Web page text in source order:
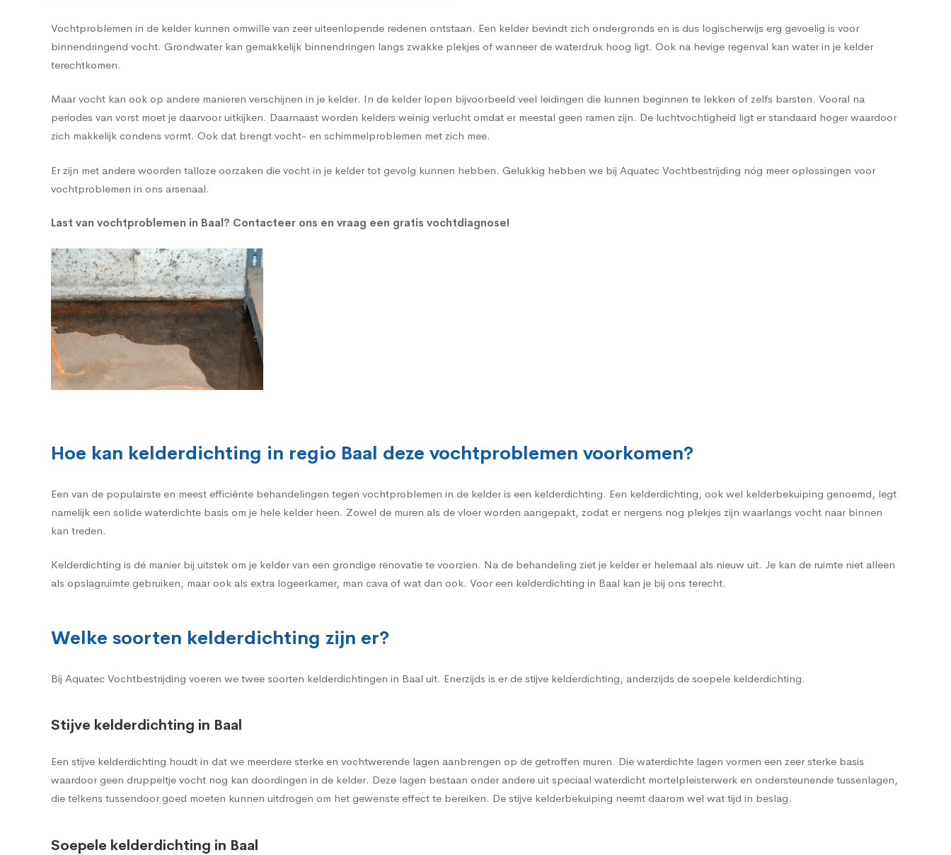
Vochtproblemen in de kelder kunnen omwille van zeer uiteenlopende redenen ontstaan. Een kelder bevindt zich ondergronds en is dus logischerwijs erg gevoelig is voor
binnendringend vocht. Grondwater kan gemakkelijk binnendringen langs zwakke plekjes of wanneer de waterdruk hoog ligt. Ook na hevige regenval kan water in je kelder
terechtkomen.
Maar vocht kan ook op andere manieren verschijnen in je kelder. In de kelder lopen bijvoorbeeld veel leidingen die kunnen beginnen te lekken of zelfs barsten. Vooral na
periodes van vorst moet je daarvoor uitkijken. Daarnaast worden kelders weinig verlucht omdat er meestal geen ramen zijn. De luchtvochtigheid ligt er standaard hoger waardoor
zich makkelijk condens vormt. Ook dat brengt vocht- en schimmelproblemen met zich mee.
Er zijn met andere woorden talloze oorzaken die vocht in je kelder tot gevolg kunnen hebben. Gelukkig hebben we bij Aquatec Vochtbestrijding nóg meer oplossingen voor
vochtproblemen in ons arsenaal.
Last van vochtproblemen in Baal? Contacteer ons en vraag een gratis vochtdiagnose!
Hoe kan kelderdichting in regio Baal deze vochtproblemen voorkomen?
Een van de populairste en meest efficiënte behandelingen tegen vochtproblemen in de kelder is een kelderdichting. Een kelderdichting, ook wel kelderbekuiping genoemd, legt
namelijk een solide waterdichte basis om je hele kelder heen. Zowel de muren als de vloer worden aangepakt, zodat er nergens nog plekjes zijn waarlangs vocht naar binnen
kan treden.
Kelderdichting is dé manier bij uitstek om je kelder van een grondige renovatie te voorzien. Na de behandeling ziet je kelder er helemaal als nieuw uit. Je kan de ruimte niet alleen
als opslagruimte gebruiken, maar ook als extra logeerkamer, man cava of wat dan ook. Voor een kelderdichting in Baal kan je bij ons terecht.
Welke soorten kelderdichting zijn er?
Bij Aquatec Vochtbestrijding voeren we twee soorten kelderdichtingen in Baal uit. Enerzijds is er de stijve kelderdichting, anderzijds de soepele kelderdichting.
Stijve kelderdichting in Baal
Een stijve kelderdichting houdt in dat we meerdere sterke en vochtwerende lagen aanbrengen op de getroffen muren. Die waterdichte lagen vormen een zeer sterke basis
waardoor geen druppeltje vocht nog kan doordingen in de kelder. Deze lagen bestaan onder andere uit speciaal waterdicht mortelpleisterwerk en ondersteunende tussenlagen,
die telkens tussendoor goed moeten kunnen uitdrogen om het gewenste effect te bereiken. De stijve kelderbekuiping neemt daarom wel wat tijd in beslag.
Soepele kelderdichting in Baal